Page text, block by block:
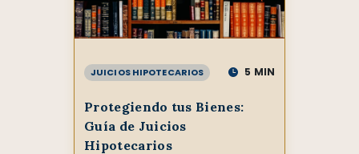
JUICIOS HIPOTECARIOS 5 MIN
Protegiendo tus Bienes:
Guía de Juicios
Hipotecarios